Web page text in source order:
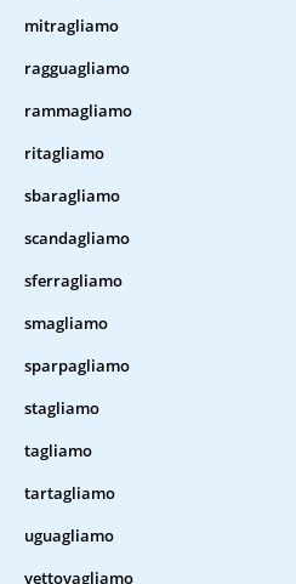
mitragliamo
ragguagliamo
rammagliamo
ritagliamo
sbaragliamo
scandagliamo
sferragliamo
smagliamo
sparpagliamo
stagliamo
tagliamo
tartagliamo
uguagliamo
vettovagliamo